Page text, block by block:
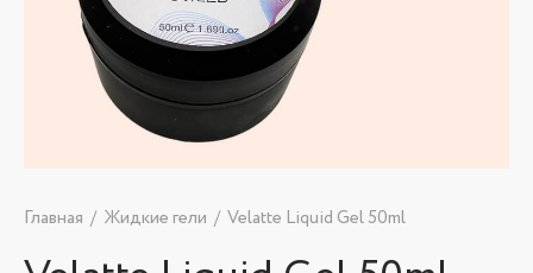
Главная / Жидкие гели / Velatte Liquid Gel 50ml